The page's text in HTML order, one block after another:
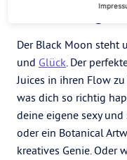
Wofür schlägt
Der Black Moon steht
und Glück. Der
Juices in ihren Flow
was dich so richtig
deine eigene sexy
oder ein Botanical
kreatives Genie. Oder